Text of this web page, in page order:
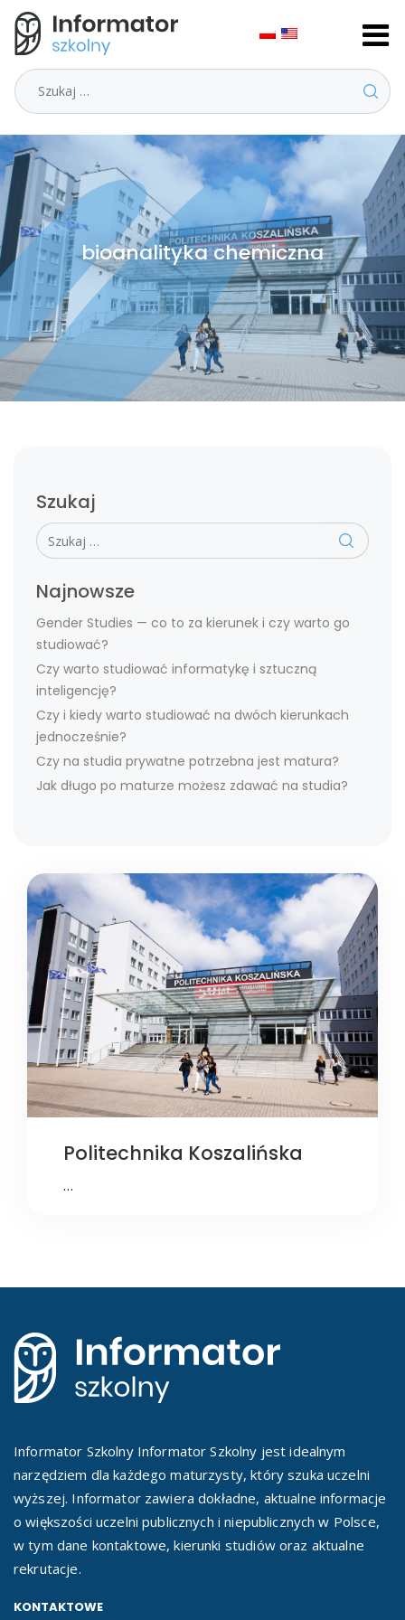
Szukaj
bioanalityka chemiczna
Szukaj
Szukaj
Najnowsze
Gender Studies — co to za kierunek i czy warto go
studiować?
Czy warto studiować informatykę i sztuczną
inteligencję?
Czy i kiedy warto studiować na dwóch kierunkach
jednocześnie?
Czy na studia prywatne potrzebna jest matura?
Jak długo po maturze możesz zdawać na studia?
Politechnika Koszalińska
…
Informator Szkolny Informator Szkolny jest idealnym
narzędziem dla każdego maturzysty, który szuka uczelni
wyższej. Informator zawiera dokładne, aktualne informacje
o większości uczelni publicznych i niepublicznych w Polsce,
w tym dane kontaktowe, kierunki studiów oraz aktualne
rekrutacje.
KONTAKTOWE